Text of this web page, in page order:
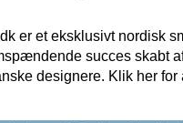
er et eksklusivt nordisk
succes skabt
designere. Klik her for